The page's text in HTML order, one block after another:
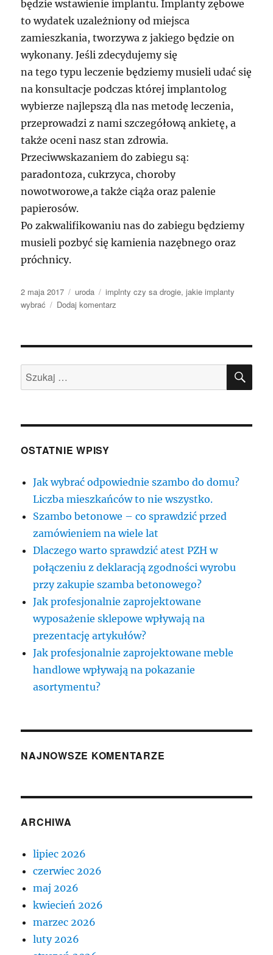
będzie wstawienie implantu. Implanty zębowe
to wydatek uzależniony od miejsca
zamieszkania, tworzywa z jakiego będzie on
wykonany. Jeśli zdecydujemy się
na tego typu leczenie będziemy musieli udać się
na konsultacje podczas której implantolog
wybierze najlepszą dla nas metodę leczenia,
przeprowadzi z nami szczegółową ankietę, a
także oceni nasz stan zdrowia.
Przeciwwskazaniem do zabiegu są:
paradontoza, cukrzyca, choroby
nowotworowe,a także ciąża oraz palenie
papierosów.
Po zakwalifikowaniu nas do zabiegu będziemy
musieli pozbyć się kamienia nazębnego oraz
próchnicy.
Data
publikacji
2 maja 2017 Kategorie
uroda Tagi
implnty czy sa drogie,jakie implanty
wybrać
Dodaj komentarz
godny
uroczy
Szukaj:
OSTATNIE WPISY
Jak wybrać odpowiednie szambo do domu?
Liczba mieszkańców to nie wszystko.
Szambo betonowe – co sprawdzić przed
zamówieniem na wiele lat
Dlaczego warto sprawdzić atest PZH w
połączeniu z deklaracją zgodności wyrobu
przy zakupie szamba betonowego?
Jak profesjonalnie zaprojektowane
wyposażenie sklepowe wpływają na
prezentację artykułów?
Jak profesjonalnie zaprojektowane meble
handlowe wpływają na pokazanie
asortymentu?
NAJNOWSZE KOMENTARZE
ARCHIWA
lipiec 2026
czerwiec 2026
maj 2026
kwiecień 2026
marzec 2026
luty 2026